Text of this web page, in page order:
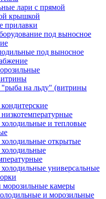
лари с прямой
крышкой
прилавки
под выносное
под выносное
на льду" (витрины
и тепловые
открытые
универсальные
камеры
и морозильные